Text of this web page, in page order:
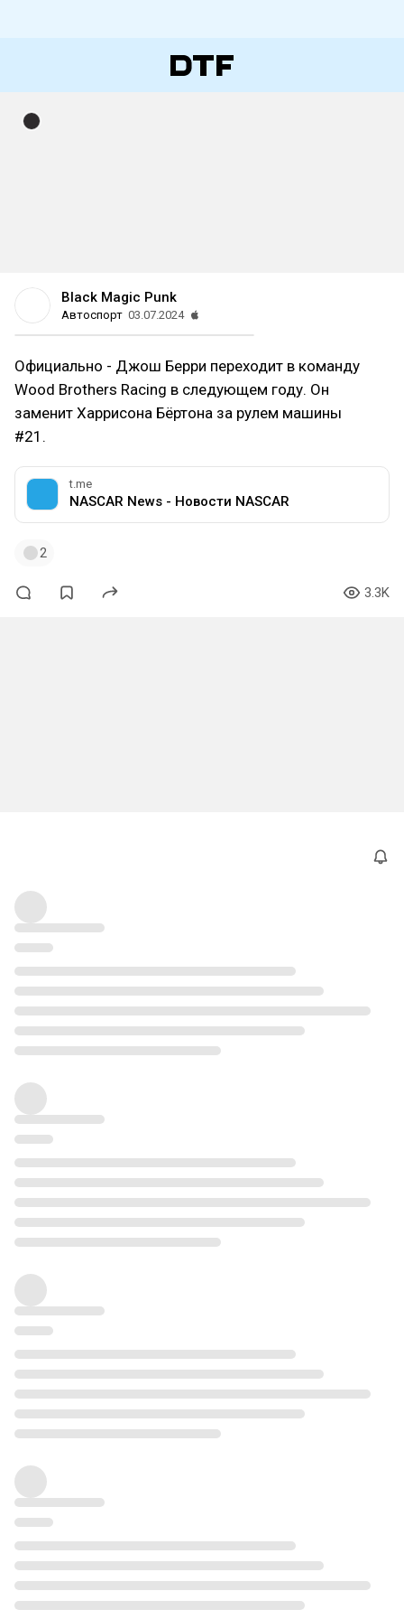
Black Magic Punk
Автоспорт 03.07.2024
Официально - Джош Берри переходит в команду
Wood Brothers Racing в следующем году. Он
заменит Харрисона Бёртона за рулем машины
#21.
t.me
NASCAR News - Новости NASCAR
2
3.3K